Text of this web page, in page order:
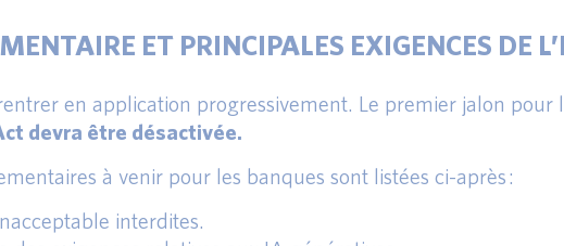
ET PRINCIPALES EXIGENCES DE
en application progressivement. Le premier jalon pour
devra être désactivée.
à venir pour les banques sont listées ci-après :
interdites.